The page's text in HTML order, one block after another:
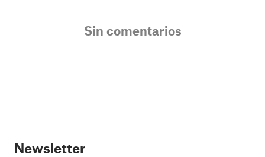
Sin comentarios
Newsletter